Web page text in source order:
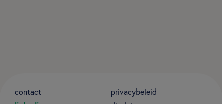
contact
privacybeleid